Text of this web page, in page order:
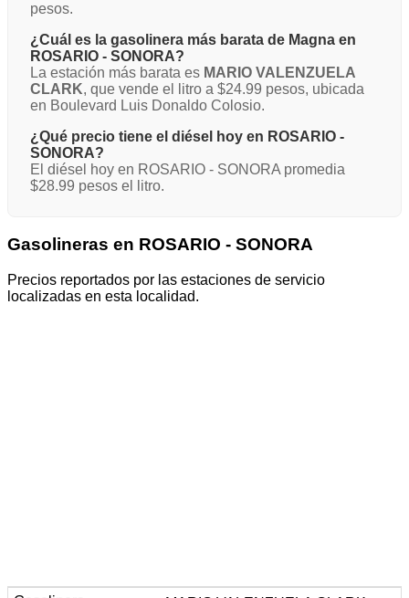
pesos.
¿Cuál es la gasolinera más barata de Magna en
ROSARIO - SONORA?
La estación más barata es MARIO VALENZUELA
CLARK, que vende el litro a $24.99 pesos, ubicada
en Boulevard Luis Donaldo Colosio.
¿Qué precio tiene el diésel hoy en ROSARIO -
SONORA?
El diésel hoy en ROSARIO - SONORA promedia
$28.99 pesos el litro.
Gasolineras en ROSARIO - SONORA
Precios reportados por las estaciones de servicio
localizadas en esta localidad.